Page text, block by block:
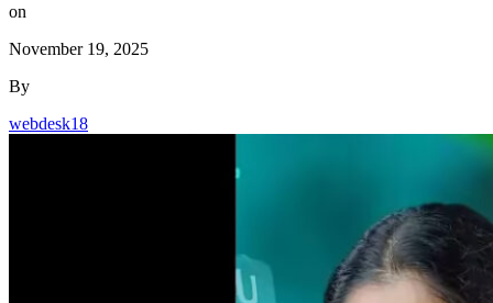
on
November 19, 2025
By
webdesk18